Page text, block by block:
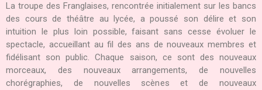
La troupe des Franglaises, rencontrée initialement sur les bancs
des cours de théâtre au lycée, a poussé son délire et son
intuition le plus loin possible, faisant sans cesse évoluer le
spectacle, accueillant au fil des ans de nouveaux membres et
fidélisant son public. Chaque saison, ce sont des nouveaux
morceaux, des nouveaux arrangements, de nouvelles
chorégraphies, de nouvelles scènes et de nouveaux